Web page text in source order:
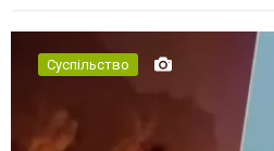
Суспільство